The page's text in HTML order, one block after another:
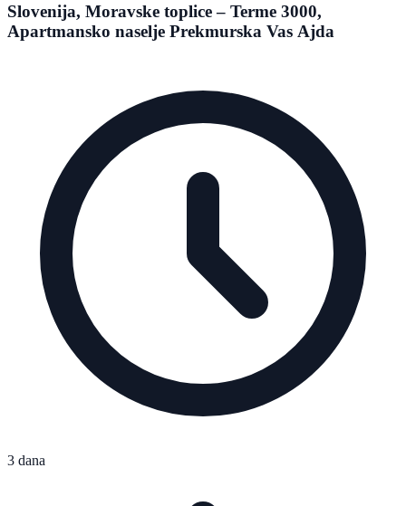
Slovenija, Moravske toplice – Terme 3000,
Apartmansko naselje Prekmurska Vas Ajda
3 dana